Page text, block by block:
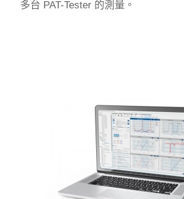
多台 PAT-Tester 的測量。